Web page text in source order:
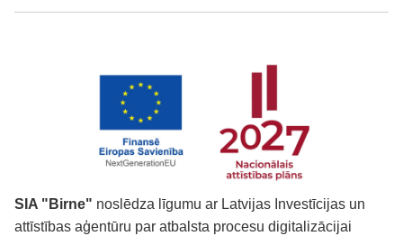
SIA "Birne" noslēdza līgumu ar Latvijas Investīcijas un
attīstības aģentūru par atbalsta procesu digitalizācijai